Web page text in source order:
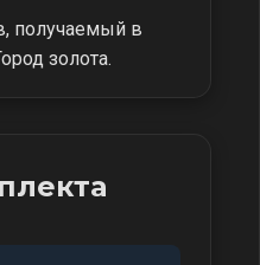
получаемый в
золота.